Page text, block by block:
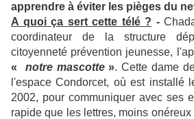
apprendre à éviter les pièges du
A quoi ça sert cette télé ? -
coordinateur de la structure
citoyenneté prévention jeunesse,
« notre mascotte». Cette dame
l'espace Condorcet, où est installé
2002, pour communiquer avec ses
rapide que les lettres, moins